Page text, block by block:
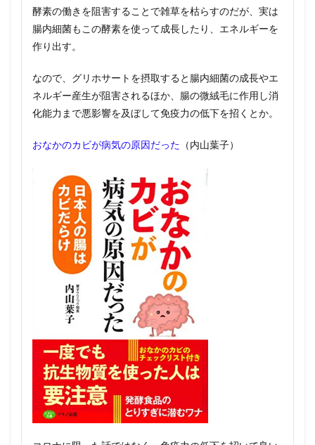
酵素の働きを阻害することで雑草を枯らすのだが、実は
腸内細菌もこの酵素を使って成長したり、エネルギーを
作り出す。
なので、グリホサートを摂取すると腸内細菌の成長やエ
ネルギー産生が阻害されるほか、腸の微絨毛に作用し消
化能力まで悪影響を及ぼして免疫力の低下を招くとか。
おなかのカビが病気の原因だった （内山葉子）